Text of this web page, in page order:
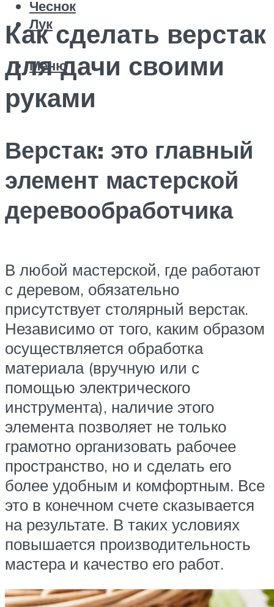
Чеснок
Лук
Меню
Как сделать верстак
для дачи своими
руками
Верстак: это главный
элемент мастерской
деревообработчика
В любой мастерской, где работают
с деревом, обязательно
присутствует столярный верстак.
Независимо от того, каким образом
осуществляется обработка
материала (вручную или с
помощью электрического
инструмента), наличие этого
элемента позволяет не только
грамотно организовать рабочее
пространство, но и сделать его
более удобным и комфортным. Все
это в конечном счете сказывается
на результате. В таких условиях
повышается производительность
мастера и качество его работ.